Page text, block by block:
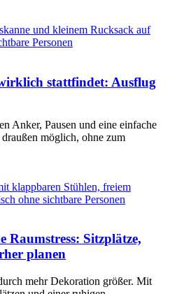
stattfindet: Ausflug
Anker, Pausen und eine einfache
möglich, ohne zum
Raumstress: Sitzplätze,
planen
mehr Dekoration größer. Mit